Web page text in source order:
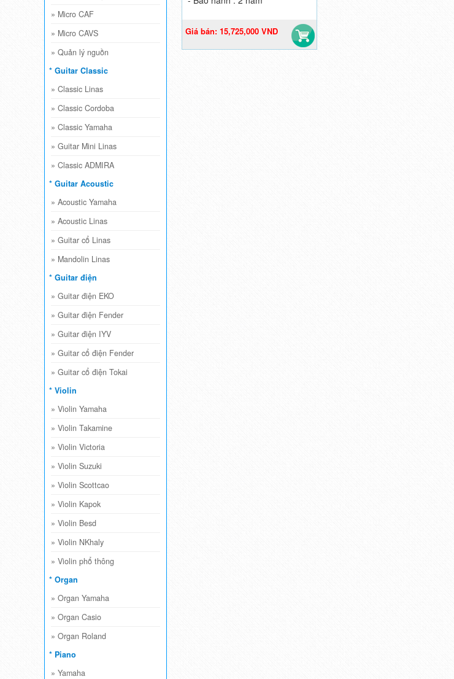
» Micro CAF
» Micro CAVS
» Quản lý nguồn
* Guitar Classic
» Classic Linas
» Classic Cordoba
» Classic Yamaha
» Guitar Mini Linas
» Classic ADMIRA
* Guitar Acoustic
» Acoustic Yamaha
» Acoustic Linas
» Guitar cổ Linas
» Mandolin Linas
* Guitar điện
» Guitar điện EKO
» Guitar điện Fender
» Guitar điện IYV
» Guitar cổ điện Fender
» Guitar cổ điện Tokai
* Violin
» Violin Yamaha
» Violin Takamine
» Violin Victoria
» Violin Suzuki
» Violin Scottcao
» Violin Kapok
» Violin Besd
» Violin NKhaly
» Violin phổ thông
* Organ
» Organ Yamaha
» Organ Casio
» Organ Roland
* Piano
» Yamaha
18,500,000 VND
Giá bán: 15,725,000 VND